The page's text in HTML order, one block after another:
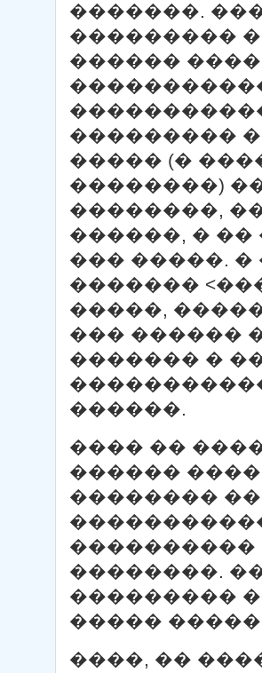
�������.
���������
������
���������
����� (�
��������)
��������,
������, �
��� �����. �
�������
�����,
��� ������
������� �
������.
���� ��
������
��������
����������
��������.
���������
�����
����, ��